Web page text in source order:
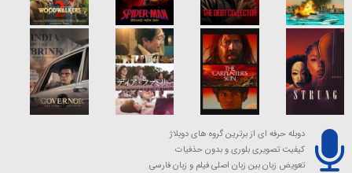
دوبله حرفه ای از برترین گروه های دوبلاژ
کیفیت تصویری بلوری و بدون حذفیات
تعویض زبان بین زبان اصلی فیلم و زبان فارسی